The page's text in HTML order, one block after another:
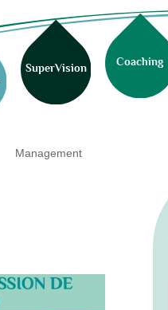
SuperVision Coaching
Management